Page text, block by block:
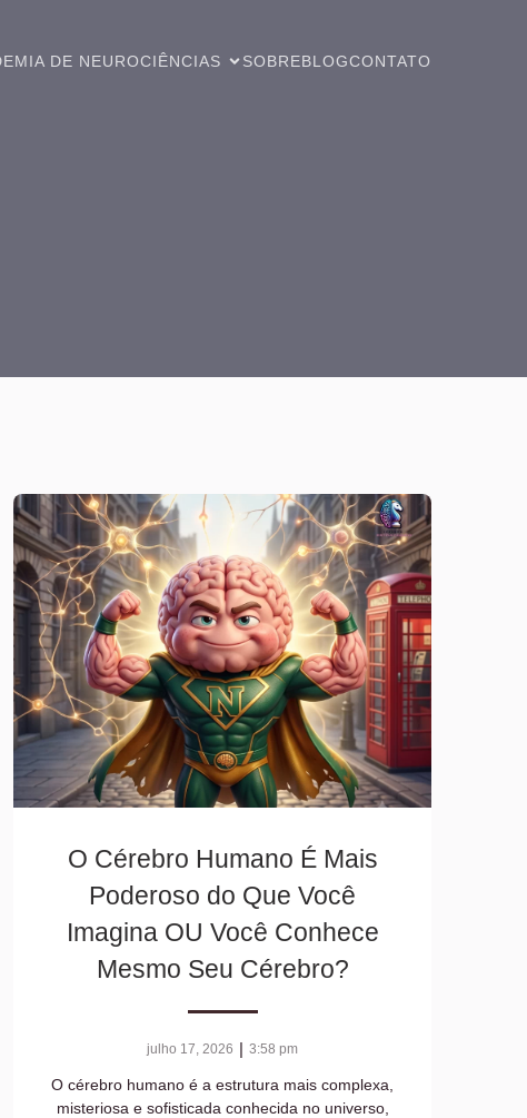
DE NEUROCIÊNCIAS SOBREBLOGCONTATO
O Cérebro Humano É Mais
Poderoso do Que Você
Imagina OU Você Conhece
Mesmo Seu Cérebro?
julho 17, 2026 | 3:58 pm
O cérebro humano é a estrutura mais complexa,
misteriosa e sofisticada conhecida no universo,